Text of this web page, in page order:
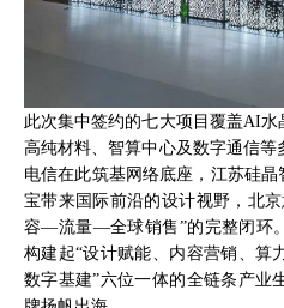
此次集中签约的七大项目覆盖AI
高纯材料、智算中心及数字通信
电信在此筑基网络底座，江苏硅
宝带来国际前沿的设计视野，北
容—流量—全球销售”的完整闭环
构建起“设计赋能、内容营销、算
数字基建”六位一体的全链条产业